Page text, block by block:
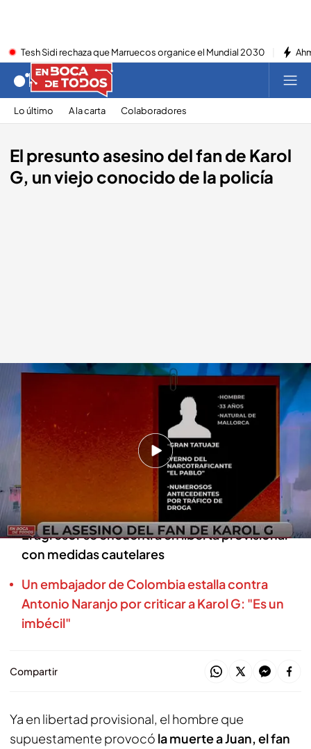
Tesh Sidi rechaza que Marruecos organice el Mundial 2030
Lo último A la carta Colaboradores
El presunto asesino del fan de Karol
G, un viejo conocido de la policía
Los datos del supuesto asesino de Juan, el fan de Karol G. fallecido
En boca de todos
29 JUL 2024 - 14:43h.
El hombre que golpeo y acabó con la vida de
Juan, el fan de Karol G., es el yerno de un
conocido narcotraficante de Mallorca
El agresor se encuentra en liberta provisional
con medidas cautelares
Un embajador de Colombia estalla contra
Antonio Naranjo por criticar a Karol G: "Es un
imbécil"
Compartir
Ya en libertad provisional, el hombre que
supuestamente provocó la muerte a Juan, el fan